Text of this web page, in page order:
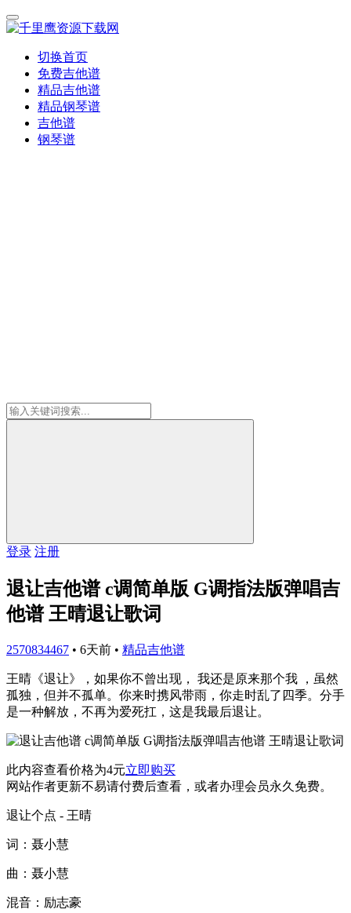
切换首页
免费吉他谱
精品吉他谱
精品钢琴谱
吉他谱
钢琴谱
登录 注册
退让吉他谱 c调简单版 G调指法版弹唱吉
他谱 王晴退让歌词
2570834467 • 6天前 • 精品吉他谱
王晴《退让》，如果你不曾出现， 我还是原来那个我 ，虽然
孤独，但并不孤单。你来时携风带雨，你走时乱了四季。分手
是一种解放，不再为爱死扛，这是我最后退让。
此内容查看价格为4元立即购买
网站作者更新不易请付费后查看，或者办理会员永久免费。
退让个点 - 王晴
词：聂小慧
曲：聂小慧
混音：励志豪